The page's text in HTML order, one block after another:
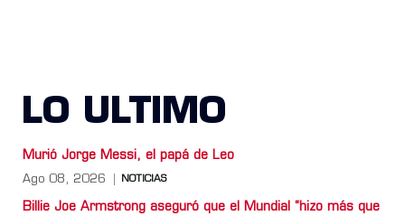
LO ULTIMO
Murió Jorge Messi, el papá de Leo
Ago 08, 2026 NOTICIAS
Billie Joe Armstrong aseguró que el Mundial “hizo más que